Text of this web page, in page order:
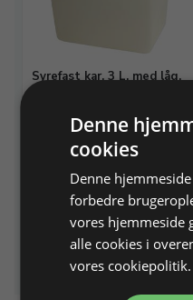
Syrefast kar, 3 L, med låg.
1.049,00 DKK
Info Læg i kurv
Denne
cookies
Denne
forbedre
vores hjemmeside
alle cookies i
vores cookiepolitik.